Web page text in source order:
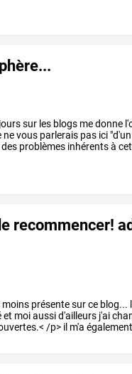
jourssur les blogs medonne
nevous parlerais pas ici "d'un
des problèmes inhérentsà
recommencer!
moins présentesurce blog...
et moiaussid'ailleurs j'ai
/p> il m'a également